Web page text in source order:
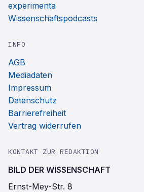
experimenta
Wissenschaftspodcasts
INFO
AGB
Mediadaten
Impressum
Datenschutz
Barrierefreiheit
Vertrag widerrufen
KONTAKT ZUR REDAKTION
BILD DER WISSENSCHAFT
Ernst-Mey-Str. 8